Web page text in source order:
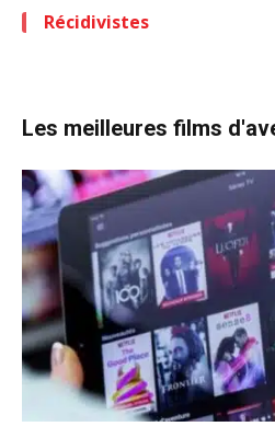
Récidivistes
Les meilleures films